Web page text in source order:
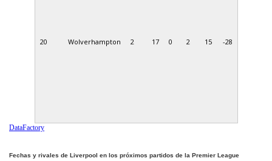
20 Wolverhampton 2 17 0 2 15 -28
DataFactory
Fechas y rivales de Liverpool en los próximos partidos de la Premier League